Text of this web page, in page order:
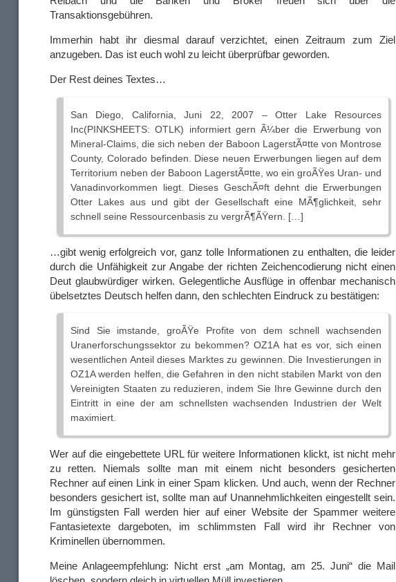
Transaktionsgebühren.
Immerhin habt ihr diesmal darauf verzichtet, einen Zeitraum zum Ziel
anzugeben. Das ist euch wohl zu leicht überprüfbar geworden.
Der Rest deines Textes…
San Diego, California, Juni 22, 2007 – Otter Lake Resources
Inc(PINKSHEETS: OTLK) informiert gern Ã¼ber die Erwerbung von
Mineral-Claims, die sich neben der Baboon LagerstÃ¤tte von Montrose
County, Colorado befinden. Diese neuen Erwerbungen liegen auf dem
Territorium neben der Baboon LagerstÃ¤tte, wo ein groÃŸes Uran- und
Vanadinvorkommen liegt. Dieses GeschÃ¤ft dehnt die Erwerbungen
Otter Lakes aus und gibt der Gesellschaft eine MÃ¶glichkeit, sehr
schnell seine Ressourcenbasis zu vergrÃ¶ÃŸern. […]
…gibt wenig erfolgreich vor, ganz tolle Informationen zu enthalten, die leider
durch die Unfähigkeit zur Angabe der richten Zeichencodierung nicht einen
Deut glaubwürdiger wirken. Gelegentliche Ausflüge in offenbar mechanisch
übelsetztes Deutsch helfen dann, den schlechten Eindruck zu bestätigen:
Sind Sie imstande, groÃŸe Profite von dem schnell wachsenden
Uranerforschungssektor zu bekommen? OZ1A hat es vor, sich einen
wesentlichen Anteil dieses Marktes zu gewinnen. Die Investierungen in
OZ1A werden helfen, die Gefahren in den nicht stabilen Markt von den
Vereinigten Staaten zu reduzieren, indem Sie Ihre Gewinne durch den
Eintritt in eine der am schnellsten wachsenden Industrien der Welt
maximiert.
Wer auf die eingebettete URL für weitere Informationen klickt, ist nicht mehr
zu retten. Niemals sollte man mit einem nicht besonders gesicherten
Rechner auf einen Link in einer Spam klicken. Und auch, wenn der Rechner
besonders gesichert ist, sollte man auf Unannehmlichkeiten eingestellt sein.
Im günstigsten Fall werden hier auf einer Website der Spammer weitere
Fantasietexte dargeboten, im schlimmsten Fall wird ihr Rechner von
Kriminellen übernommen.
Meine Anlageempfehlung: Nicht erst „am Montag, am 25. Juni“ die Mail